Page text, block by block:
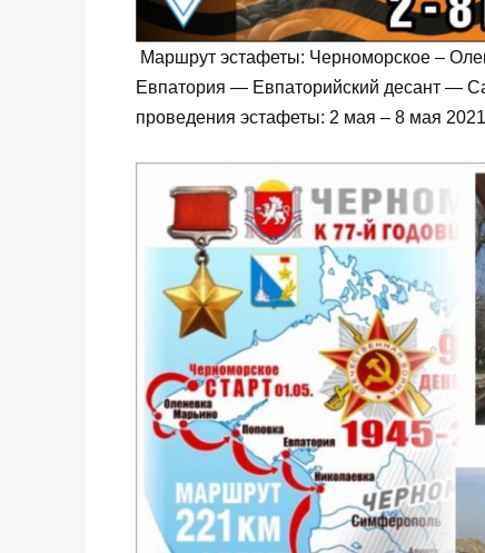
Маршрут эстафеты: Черноморское –
Евпатория — Евпаторийский десант —
проведения эстафеты: 2 мая – 8 мая